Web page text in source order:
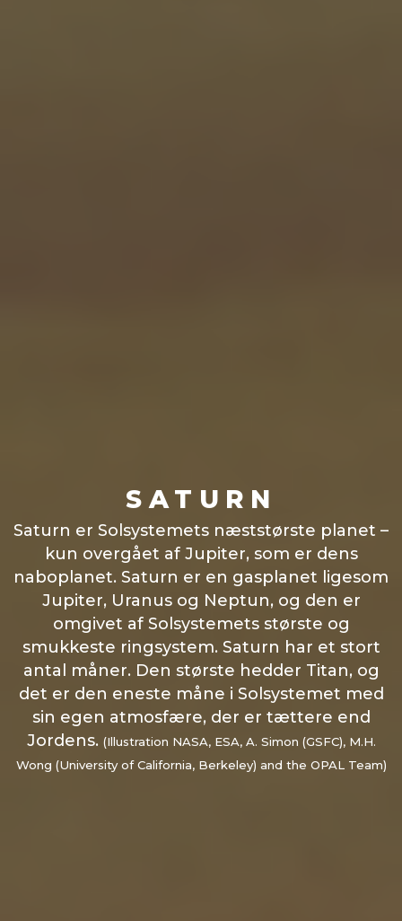
SATURN
Saturn er Solsystemets næststørste planet –
kun overgået af Jupiter, som er dens
naboplanet. Saturn er en gasplanet ligesom
Jupiter, Uranus og Neptun, og den er
omgivet af Solsystemets største og
smukkeste ringsystem. Saturn har et stort
antal måner. Den største hedder Titan, og
det er den eneste måne i Solsystemet med
sin egen atmosfære, der er tættere end
Jordens. (Illustration NASA, ESA, A. Simon (GSFC), M.H.
Wong (University of California, Berkeley) and the OPAL Team)